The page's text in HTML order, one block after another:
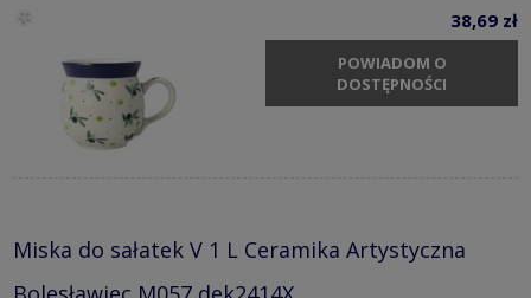
38,69 zł
POWIADOM O
DOSTĘPNOŚCI
Miska do sałatek V 1 L Ceramika Artystyczna